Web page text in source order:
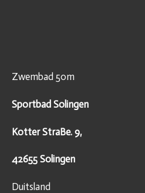
Zwembad 50m
Sportbad Solingen
Kotter StraBe. 9,
42655 Solingen
Duitsland